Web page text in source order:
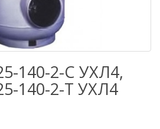
140-2-С УХЛ4,
140-2-Т УХЛ4